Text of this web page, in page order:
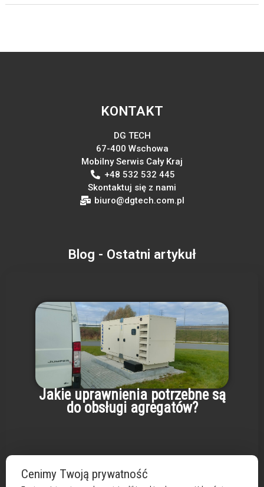
KONTAKT
DG TECH
67-400 Wschowa
Mobilny Serwis Cały Kraj
+48 532 532 445
Skontaktuj się z nami
biuro@dgtech.com.pl
Blog - Ostatni artykuł
Jakie uprawnienia potrzebne są
do obsługi agregatów?
Cenimy Twoją prywatność